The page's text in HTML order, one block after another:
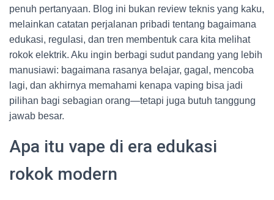
penuh pertanyaan. Blog ini bukan review teknis yang kaku,
melainkan catatan perjalanan pribadi tentang bagaimana
edukasi, regulasi, dan tren membentuk cara kita melihat
rokok elektrik. Aku ingin berbagi sudut pandang yang lebih
manusiawi: bagaimana rasanya belajar, gagal, mencoba
lagi, dan akhirnya memahami kenapa vaping bisa jadi
pilihan bagi sebagian orang—tetapi juga butuh tanggung
jawab besar.
Apa itu vape di era edukasi
rokok modern